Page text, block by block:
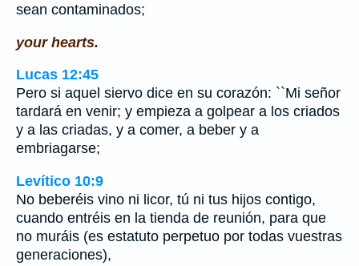
sean contaminados;
your hearts.
Lucas 12:45
Pero si aquel siervo dice en su corazón: ``Mi señor
tardará en venir; y empieza a golpear a los criados
y a las criadas, y a comer, a beber y a
embriagarse;
Levítico 10:9
No beberéis vino ni licor, tú ni tus hijos contigo,
cuando entréis en la tienda de reunión, para que
no muráis (es estatuto perpetuo por todas vuestras
generaciones),